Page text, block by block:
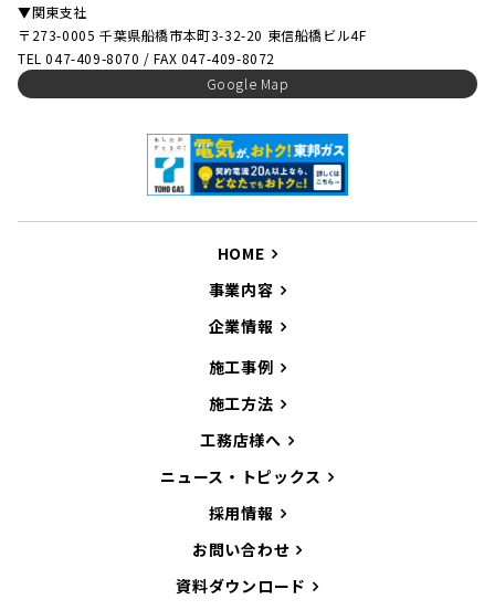
▼関東支社
〒273-0005 千葉県船橋市本町3-32-20 東信船橋ビル4F
TEL 047-409-8070 / FAX 047-409-8072
Google Map
HOME
事業内容
企業情報
施工事例
施工方法
工務店様へ
ニュース・トピックス
採用情報
お問い合わせ
資料ダウンロード